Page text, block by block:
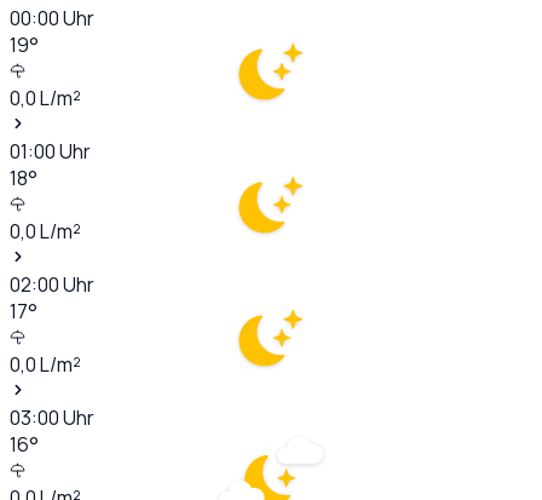
00:00Uhr
19°
0,0L/m²
01:00Uhr
18°
0,0L/m²
02:00Uhr
17°
0,0L/m²
03:00Uhr
16°